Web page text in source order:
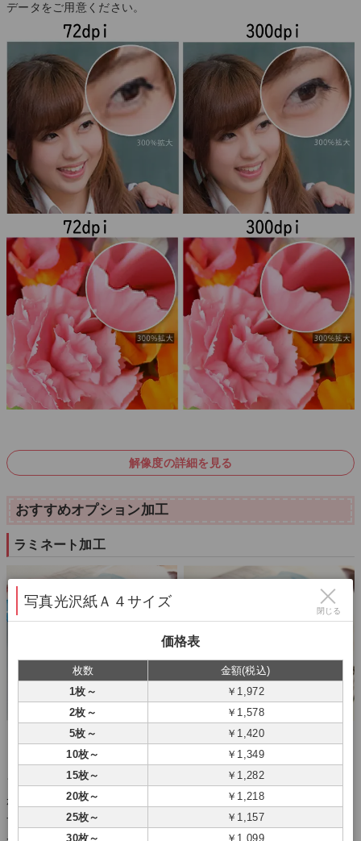
データをご用意ください。
解像度の詳細を見る
おすすめオプション加工
ラミネート加工
より鮮やかになるグロス シックになるマット
ラミネートとはポスターの表面に貼る透明のフィルムです。（両面
から印刷物を挟み込むパウチ加工とは 異なります）ラミネートを
することでポスターの耐久性を向上させることができます。 つや
写真光沢紙Ａ４サイズ
閉じる
価格表
枚数
金額(税込)
1枚～
￥1,972
2枚～
￥1,578
5枚～
￥1,420
10枚～
￥1,349
15枚～
￥1,282
20枚～
￥1,218
25枚～
￥1,157
30枚～
￥1,099